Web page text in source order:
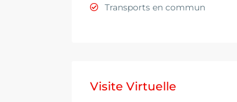
Transports en commun
Visite Virtuelle